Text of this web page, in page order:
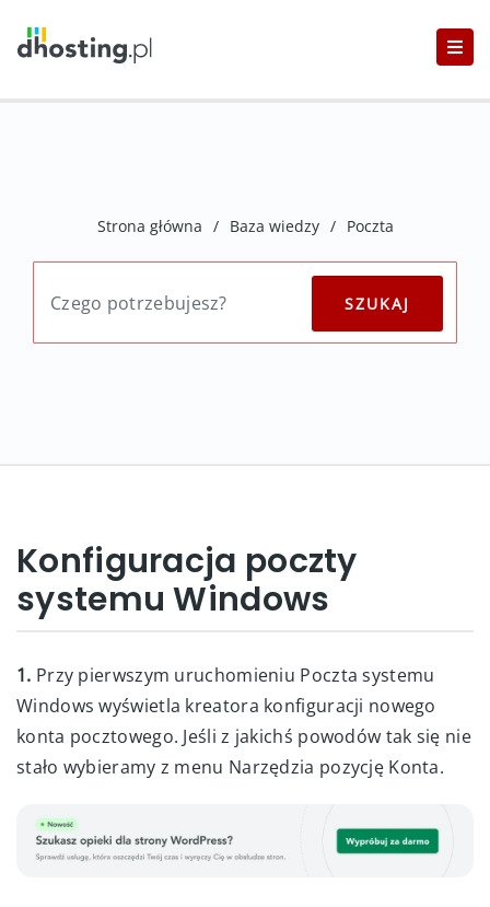
Strona główna / Baza wiedzy / Poczta
Konfiguracja poczty
systemu Windows
1. Przy pierwszym uruchomieniu Poczta systemu
Windows wyświetla kreatora konfiguracji nowego
konta pocztowego. Jeśli z jakichś powodów tak się nie
stało wybieramy z menu Narzędzia pozycję Konta.